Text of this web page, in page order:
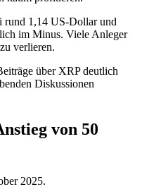
rund 1,14 US-Dollar und
im Minus. Viele Anleger
verlieren.
über XRP deutlich
Diskussionen
von 50
2025.